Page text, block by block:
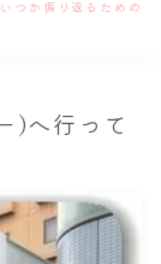
つか振り返るための
)へ行って